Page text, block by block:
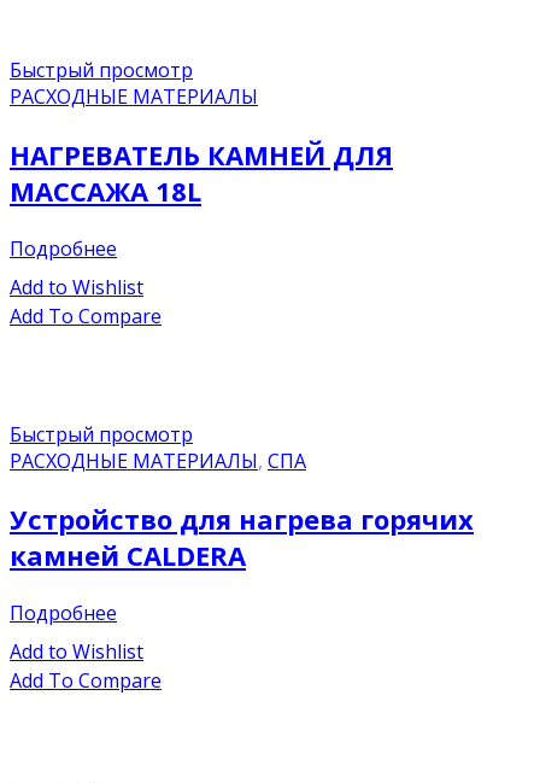
Быстрый просмотр
РАСХОДНЫЕ МАТЕРИАЛЫ
НАГРЕВАТЕЛЬ КАМНЕЙ ДЛЯ
МАССАЖА 18L
Подробнее
Add to Wishlist
Add To Compare
Быстрый просмотр
РАСХОДНЫЕ МАТЕРИАЛЫ, СПА
Устройство для нагрева горячих
камней CALDERA
Подробнее
Add to Wishlist
Add To Compare